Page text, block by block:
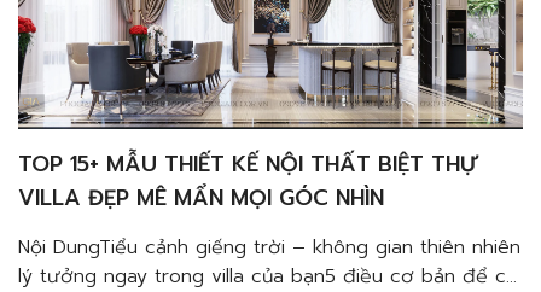
TOP 15+ MẪU THIẾT KẾ NỘI THẤT BIỆT THỰ
VILLA ĐẸP MÊ MẨN MỌI GÓC NHÌN
Nội DungTiểu cảnh giếng trời – không gian thiên nhiên
lý tưởng ngay trong villa của bạn5 điều cơ bản để có